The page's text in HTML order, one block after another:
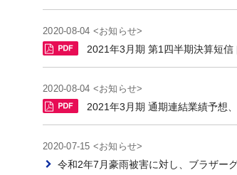
2020-08-04 <お知らせ>
2021年3月期 第1四半期決算短信
2020-08-04 <お知らせ>
2021年3月期 通期連結業績予想
2020-07-15 <お知らせ>
令和2年7月豪雨被害に対し、ブラザー